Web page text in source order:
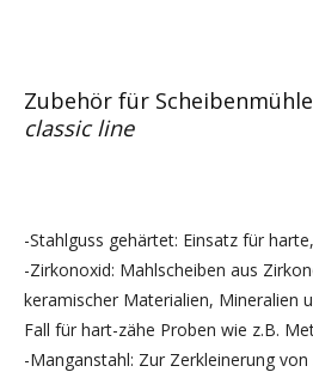
Zubehör für Scheibenmühle
classic line
-Stahlguss gehärtet: Einsatz für
-Zirkonoxid: Mahlscheiben aus
keramischer Materialien, Mineralien
Fall für hart-zähe Proben wie z.B.
-Manganstahl: Zur Zerkleinerung